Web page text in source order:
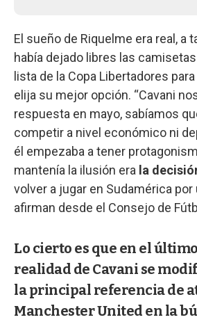
El sueño de Riquelme era real, a
había dejado libres las camisetas
lista de la Copa Libertadores
elija su mejor opción. “Cavani
respuesta en mayo, sabíamos
competir a nivel económico ni
él empezaba a tener
mantenía la ilusión era la
volver a jugar en Sudamérica por
afirman desde el Consejo de
Lo cierto es que en el
realidad de Cavani se
la principal referencia de
Manchester United en la